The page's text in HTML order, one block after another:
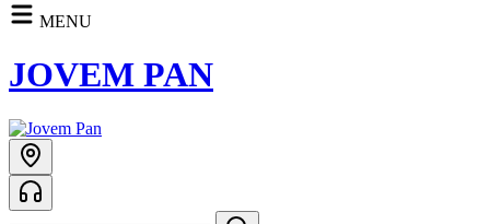
MENU
JOVEM PAN